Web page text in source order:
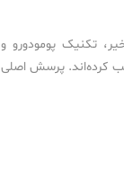
تکنیک پومودورو و
کرده‌اند. پرسش اصلی